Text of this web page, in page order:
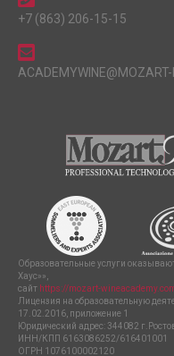
+7 (863) 206-15-15
ACADEMYWINE@MOZART-
Образовательные услуги
Хаус»»,
сайт https://mozart-
Лицензия на образовательную
17.02.2016, приложение 1
Юридический адрес: 344082
ИНН/КПП 6163086252/616401001
ОГРН 1076100002120